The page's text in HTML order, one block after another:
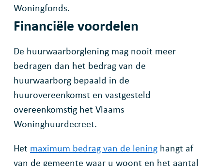
Woningfonds.
Financiële voordelen
De huurwaarborglening mag nooit meer
bedragen dan het bedrag van de
huurwaarborg bepaald in de
huurovereenkomst en vastgesteld
overeenkomstig het Vlaams
Woninghuurdecreet.
Het maximum bedrag van de lening hangt af
van de gemeente waar u woont en het aantal